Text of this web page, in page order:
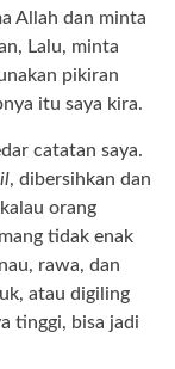
Allah dan minta
Lalu, minta
pikiran
itu saya kira.
catatan saya.
, dibersihkan dan
orang
tidak enak
rawa, dan
atau digiling
tinggi, bisa jadi